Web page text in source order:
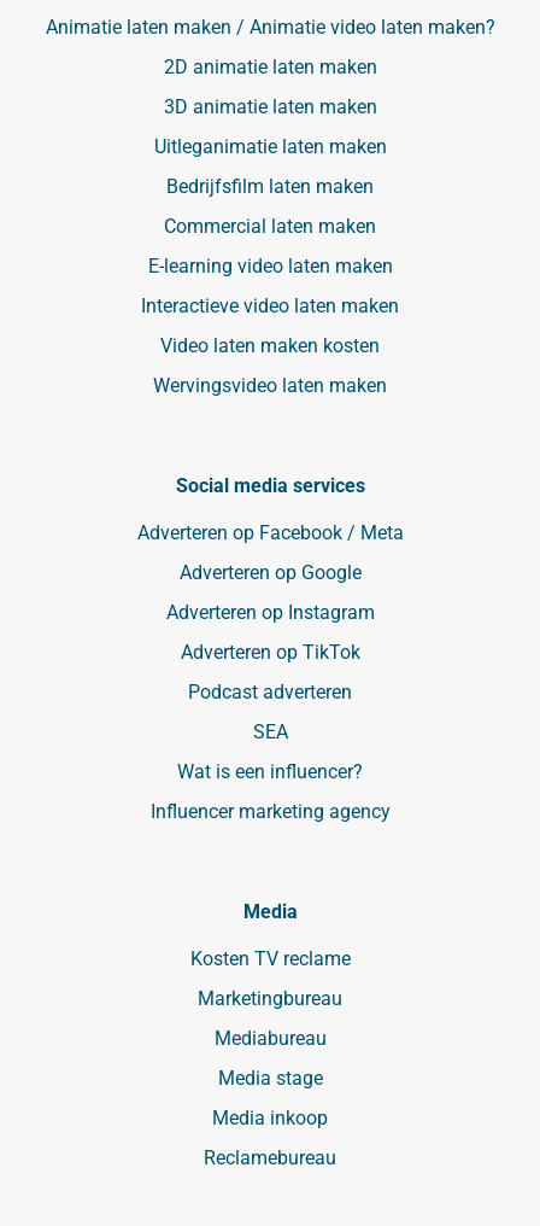
Animatie laten maken / Animatie video laten maken?
2D animatie laten maken
3D animatie laten maken
Uitleganimatie laten maken
Bedrijfsfilm laten maken
Commercial laten maken
E-learning video laten maken
Interactieve video laten maken
Video laten maken kosten
Wervingsvideo laten maken
Social media services
Adverteren op Facebook / Meta
Adverteren op Google
Adverteren op Instagram
Adverteren op TikTok
Podcast adverteren
SEA
Wat is een influencer?
Influencer marketing agency
Media
Kosten TV reclame
Marketingbureau
Mediabureau
Media stage
Media inkoop
Reclamebureau